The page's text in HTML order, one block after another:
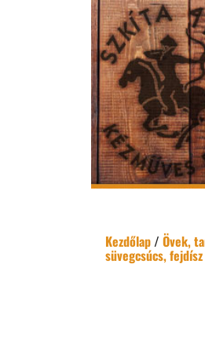
Kezdőlap/Övek,
süvegcsúcs, fejdísz